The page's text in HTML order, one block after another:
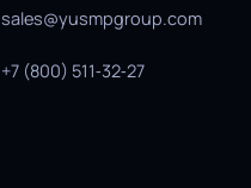
sales@yusmpgroup.com
+7 (800) 511‑32‑27